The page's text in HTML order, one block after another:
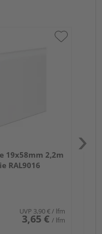
19x58mm 2,2m
RAL9016
UVP 3,90 €/ lfm
3,65 € / lfm